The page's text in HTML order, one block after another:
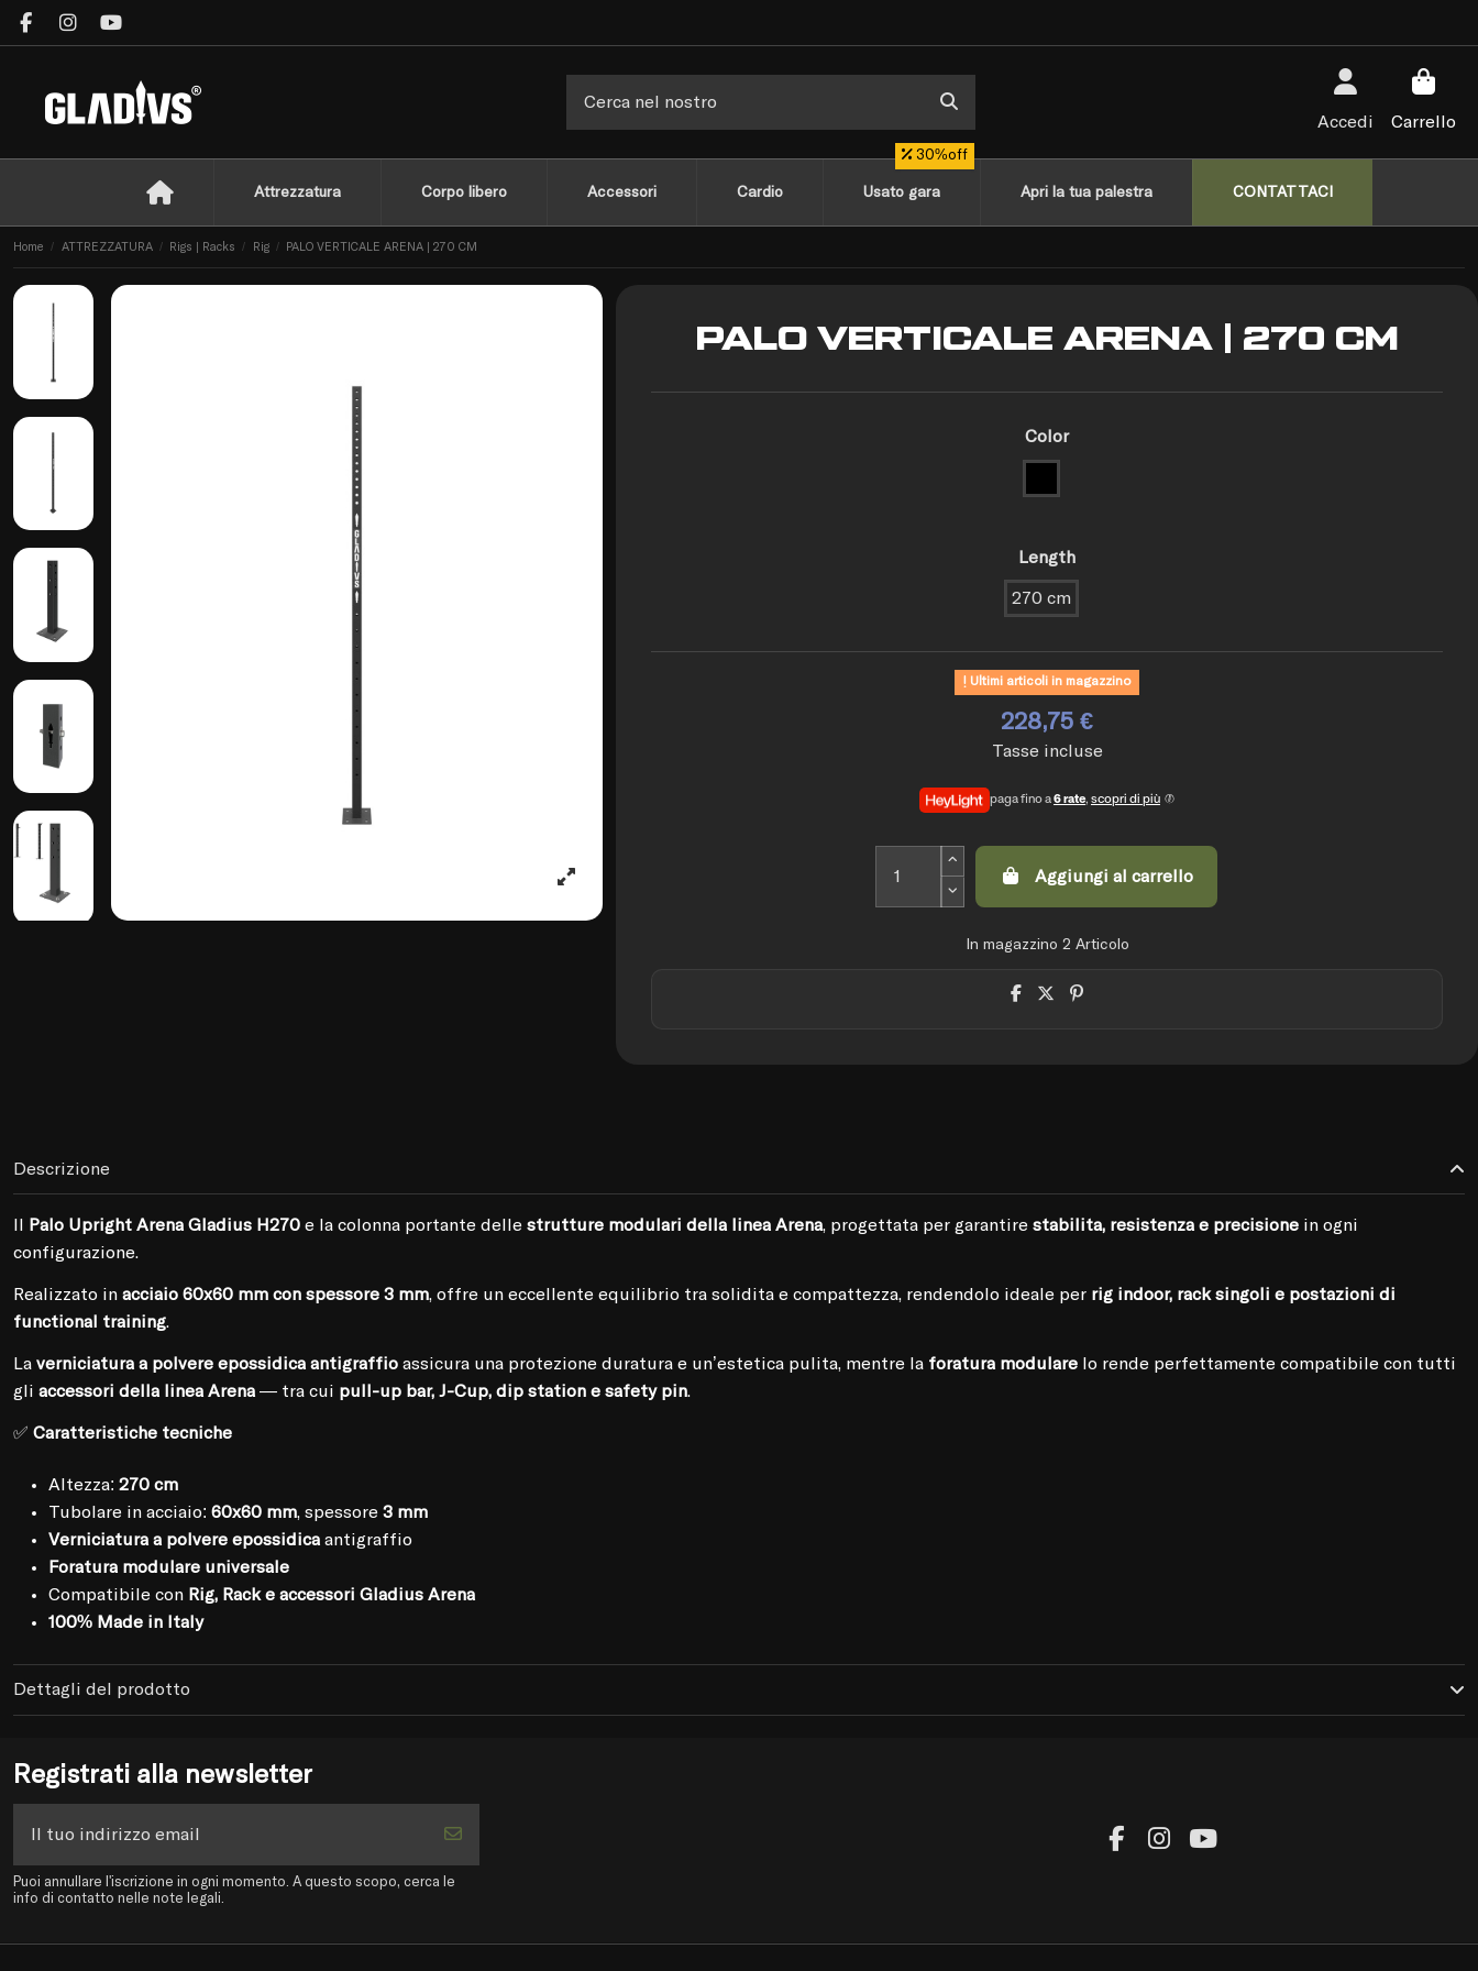
Accedi Carrello
Attrezzatura Corpo libero Accessori Cardio Usato gara
30%off
Apri la tua palestra CONTATTACI
Home ATTREZZATURA Rigs | Racks Rig PALO VERTICALE ARENA | 270 CM
PALO VERTICALE ARENA | 270 CM
Color
Length
270 cm
Ultimi articoli in magazzino
228,75 €
Tasse incluse
paga fino a6 rate, scopri di più
Aggiungi al carrello
In magazzino 2 Articolo
Descrizione
Palo Upright Arena Gladius H270 è la colonna portante delle strutture modulari della linea Arena, progettata per garantire stabilità, resistenza e precisione in ogni
configurazione.
Realizzato in acciaio 60x60 mm con spessore 3 mm, offre un eccellente equilibrio tra solidità e compattezza, rendendolo ideale per rig indoor, rack singoli e postazioni di
functional training.
La verniciatura a polvere epossidica antigraffio assicura una protezione duratura e un’estetica pulita, mentre la foratura modulare lo rende perfettamente compatibile con tutti
gli accessori della linea Arena — tra cui pull-up bar, J-Cup, dip station e safety pin.
✅ Caratteristiche tecniche
Altezza: 270 cm
Tubolare in acciaio: 60x60 mm, spessore 3 mm
Verniciatura a polvere epossidica antigraffio
Foratura modulare universale
Compatibile con Rig, Rack e accessori Gladius Arena
100% Made in Italy
Dettagli del prodotto
Registrati alla newsletter
Puoi annullare l'iscrizione in ogni momento. A questo scopo, cerca le
info di contatto nelle note legali.